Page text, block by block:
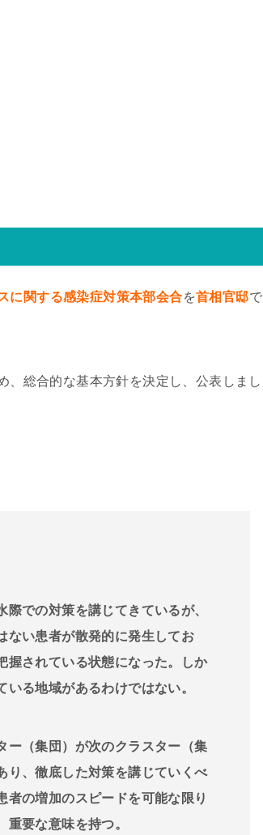
に関する感染症対策本部会合を首相官邸で
、総合的な基本方針を決定し、公表しまし
での対策を講じてきているが、
ない患者が散発的に発生してお
握されている状態になった。しか
る地域があるわけではない。
（集団）が次のクラスター（集
り、徹底した対策を講じていくべ
者の増加のスピードを可能な限り
要な意味を持つ。